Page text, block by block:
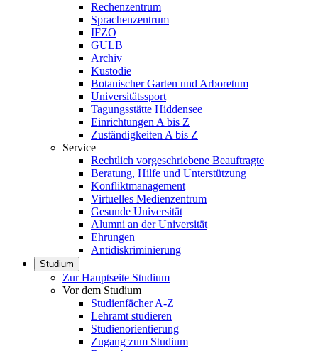
Rechenzentrum
Sprachenzentrum
IFZO
GULB
Archiv
Kustodie
Botanischer Garten und Arboretum
Universitätssport
Tagungsstätte Hiddensee
Einrichtungen A bis Z
Zuständigkeiten A bis Z
Service
Rechtlich vorgeschriebene Beauftragte
Beratung, Hilfe und Unterstützung
Konfliktmanagement
Virtuelles Medienzentrum
Gesunde Universität
Alumni an der Universität
Ehrungen
Antidiskriminierung
Studium
Zur Hauptseite Studium
Vor dem Studium
Studienfächer A-Z
Lehramt studieren
Studienorientierung
Zugang zum Studium